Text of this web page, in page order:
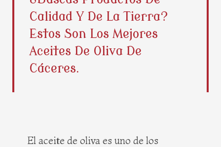
b
o
o
i
t
t
e
r
e
r
e
s
t
a
g
r
Calidad Y De La Tierra?
Estos Son Los Mejores
Aceites De Oliva De
Cáceres.
El aceite de oliva es uno de los